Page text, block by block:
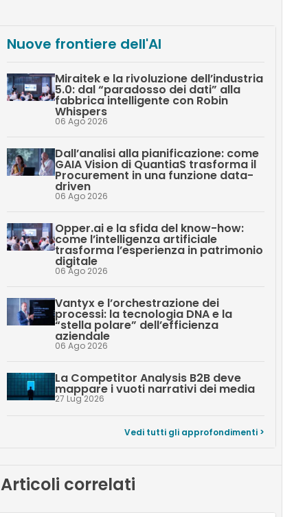
Nuove frontiere dell'AI
Miraitek e la rivoluzione dell’industria
5.0: dal “paradosso dei dati” alla
fabbrica intelligente con Robin
Whispers
06 Ago 2026
Dall’analisi alla pianificazione: come
GAIA Vision di QuantiaS trasforma il
Procurement in una funzione data-
driven
06 Ago 2026
Opper.ai e la sfida del know-how:
come l’intelligenza artificiale
trasforma l’esperienza in patrimonio
digitale
06 Ago 2026
Vantyx e l’orchestrazione dei
processi: la tecnologia DNA e la
“stella polare” dell’efficienza
aziendale
06 Ago 2026
La Competitor Analysis B2B deve
mappare i vuoti narrativi dei media
27 Lug 2026
Vedi tutti gli approfondimenti >
Articoli correlati